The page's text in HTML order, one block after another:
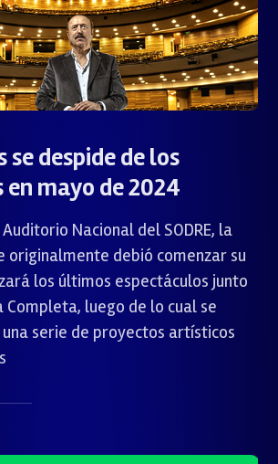
se despide de los
en mayo de 2024
Nacional del SODRE, la
originalmente debió comenzar su
los últimos espectáculos junto
Completa, luego de lo cual se
serie de proyectos artísticos